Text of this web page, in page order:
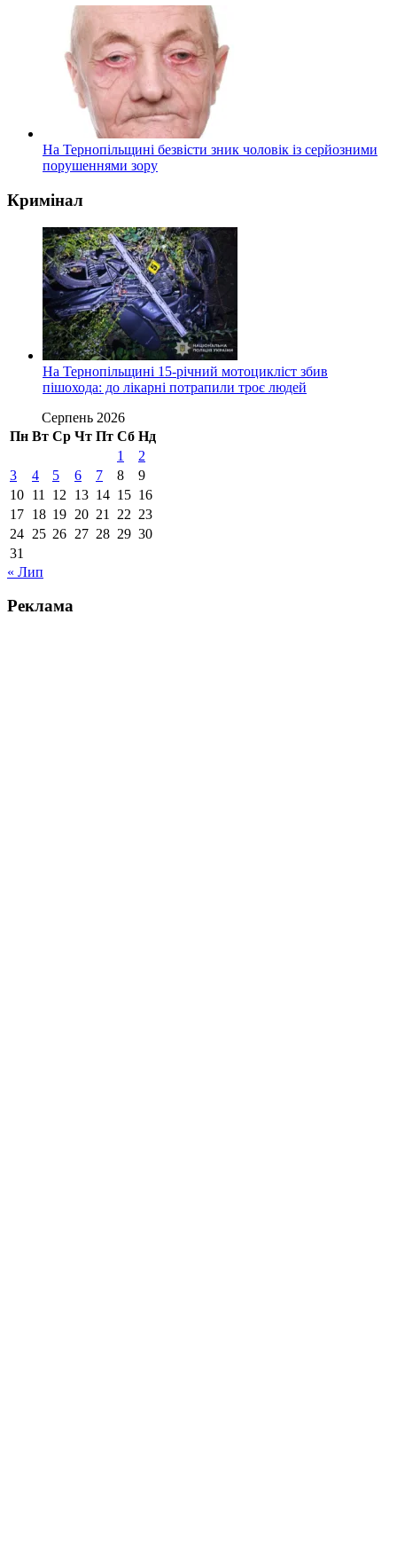
На Тернопільщині безвісти зник чоловік із серйозними
порушеннями зору
Кримінал
На Тернопільщині 15-річний мотоцикліст збив
пішохода: до лікарні потрапили троє людей
Серпень 2026
Пн Вт Ср Чт Пт Сб Нд
1
2
3
4 5 6 7 8
9
10 11 12 13 14 15 16
17 18 19 20 21 22 23
24 25 26 27 28 29 30
31
« Лип
Реклама